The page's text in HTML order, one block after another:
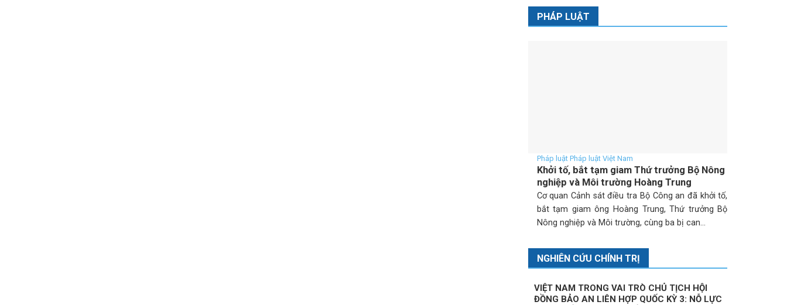
PHÁP LUẬT
Pháp luật Pháp luật Việt Nam
Khởi tố, bắt tạm giam Thứ trưởng Bộ Nông
nghiệp và Môi trường Hoàng Trung
Cơ quan Cảnh sát điều tra Bộ Công an đã khởi tố,
bắt tạm giam ông Hoàng Trung, Thứ trưởng Bộ
Nông nghiệp và Môi trường, cùng ba bị can...
NGHIÊN CỨU CHÍNH TRỊ
VIỆT NAM TRONG VAI TRÒ CHỦ TỊCH HỘI
ĐỒNG BẢO AN LIÊN HỢP QUỐC KỲ 3: NỖ LỰC